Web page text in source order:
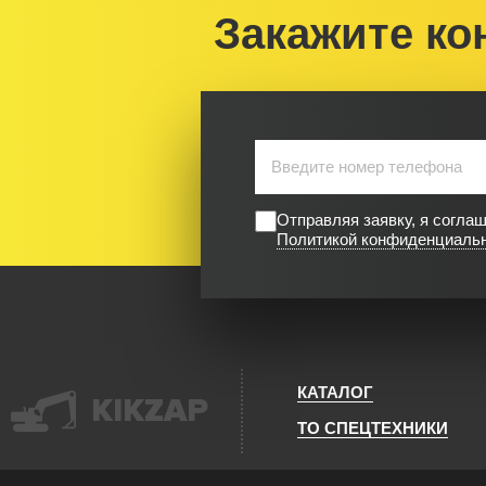
Закажите
Отправляя заявку, я
Политикой
KIKZAP
КАТАЛОГ
ТО СПЕЦТЕХНИКИ